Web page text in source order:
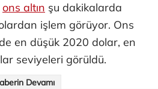
ons altın şu dakikalarda
işlem görüyor. Ons
en düşük 2020 dolar, en
seviyeleri görüldü.
Devamı